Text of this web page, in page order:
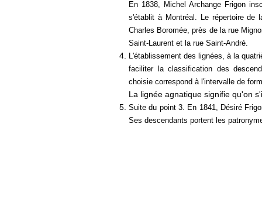
En ​1838, Michel Archange Frigon
s'établit à Montréal. Le répertoire de
Charles Boromée, près de la rue
Saint-Laurent et la rue Saint-André.
L'établissement des lignées, à la
faciliter la classification des
choisie correspond à l'intervalle de
La lignée agnatique signifie qu'on
Suite du point 3. En 1841, Désiré
Ses descendants portent les